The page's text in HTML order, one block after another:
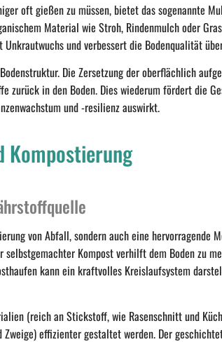
oft gießen zu müssen, bietet das sogenannte
Material wie Stroh, Rindenmulch oder
und verbessert die Bodenqualität
Die Zersetzung der oberflächlich
in den Boden. Dies wiederum fördert die
und -resilienz auswirkt.
Kompostierung
von Abfall, sondern auch eine hervorragende
Kompost verhilft dem Boden zu
kann ein kraftvolles Kreislaufsystem
(reich an Stickstoff, wie Rasenschnitt und
effizienter gestaltet werden. Der